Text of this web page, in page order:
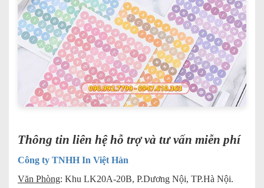
Thông tin liên hệ hỗ trợ và tư vấn miễn phí
Công ty TNHH In Việt Hàn
Văn Phòng: Khu LK20A-20B, P.Dương Nội, TP.Hà Nội.